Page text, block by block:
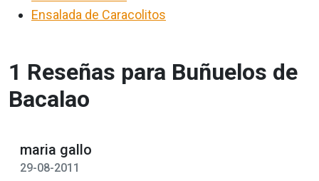
Ensalada de Caracolitos
1 Reseñas para Buñuelos de
Bacalao
maria gallo
29-08-2011